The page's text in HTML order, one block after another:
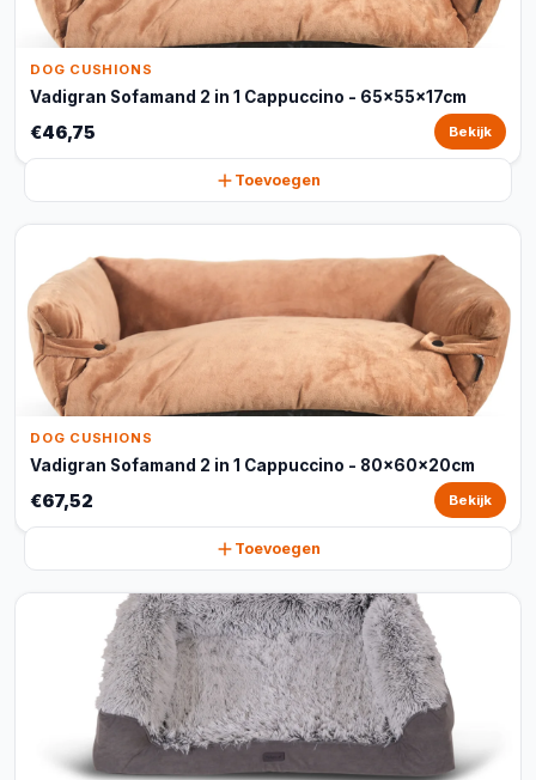
DOG CUSHIONS
Vadigran Sofamand 2 in 1 Cappuccino - 65x55x17cm
€46,75 Bekijk
Toevoegen
DOG CUSHIONS
Vadigran Sofamand 2 in 1 Cappuccino - 80x60x20cm
€67,52 Bekijk
Toevoegen